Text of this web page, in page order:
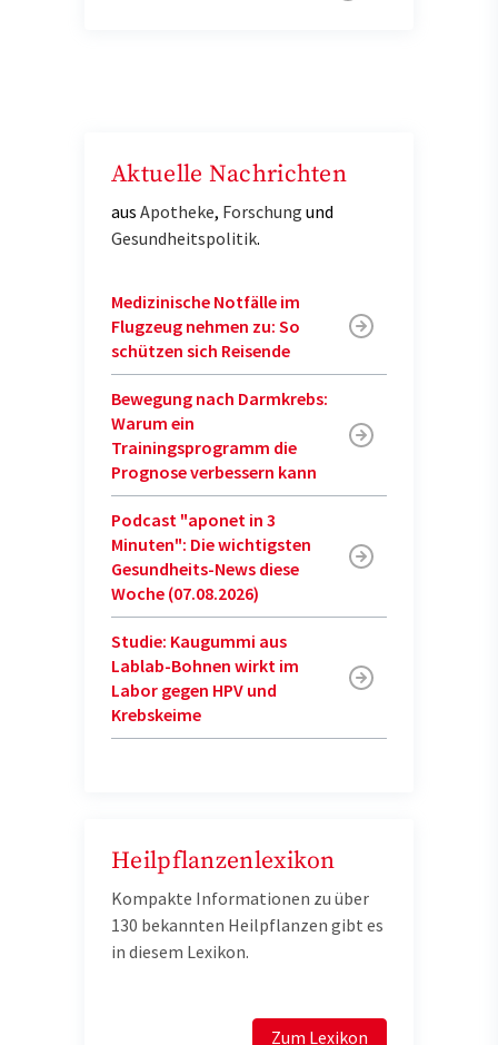
Aktuelle Nachrichten
aus Apotheke, Forschung und
Gesundheitspolitik.
Medizinische Notfälle im
Flugzeug nehmen zu: So
schützen sich Reisende
Bewegung nach Darmkrebs:
Warum ein
Trainingsprogramm die
Prognose verbessern kann
Podcast "aponet in 3
Minuten": Die wichtigsten
Gesundheits-News diese
Woche (07.08.2026)
Studie: Kaugummi aus
Lablab-Bohnen wirkt im
Labor gegen HPV und
Krebskeime
Heilpflanzenlexikon
Kompakte Informationen zu über
130 bekannten Heilpflanzen gibt es
in diesem Lexikon.
Zum Lexikon